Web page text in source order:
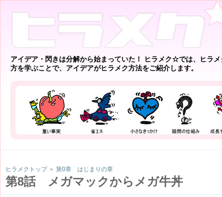
アイデア・閃きは分解から始まっていた！ ヒラメク☆では、ヒラ
方を学ぶことで、アイデアがヒラメク方法をご紹介します。
ヒラメクトップ＞ 第0章 はじまりの章
第8話 メガマックからメガ牛丼